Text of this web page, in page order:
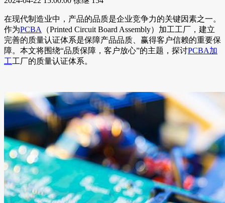
在现代制造业中，产品的品质是企业竞争力的关键因素之一。
作为PCBA
（Printed Circuit Board Assembly）加工工厂，建立
完善的质量认证体系是保障产品品质、赢得客户信赖的重要保
障。本文将围绕“品质保障，客户放心”的主题，探讨PCBA加
工工厂的质量认证体系。